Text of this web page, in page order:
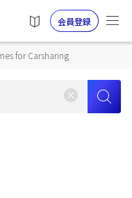
会員登録
for Carsharing